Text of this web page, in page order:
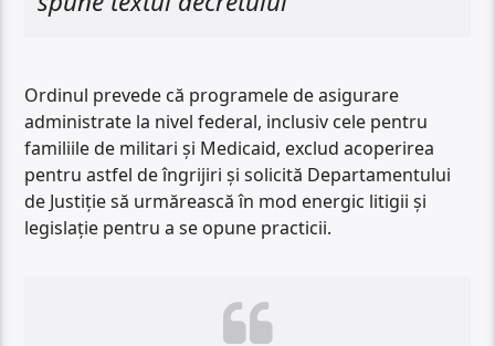
Ordinul prevede că programele de asigurare
administrate la nivel federal, inclusiv cele pentru
familiile de militari și Medicaid, exclud acoperirea
pentru astfel de îngrijiri și solicită Departamentului
de Justiție să urmărească în mod energic litigii și
legislație pentru a se opune practicii.